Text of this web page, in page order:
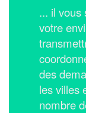
... il vous
votre
des
les villes
nombre